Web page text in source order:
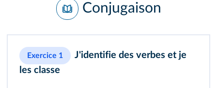
Conjugaison
Exercice 1
J'identifie des verbes et je
les classe